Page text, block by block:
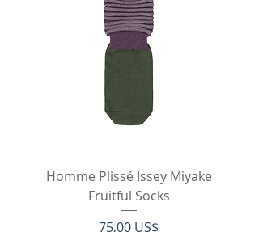
Homme Plissé Issey Miyake
Fruitful Socks
Pris
75,00 US$